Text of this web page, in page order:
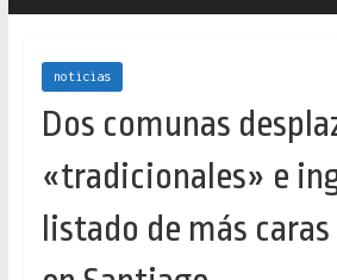
noticias
Dos comunas
«tradicionales» e
listado de más